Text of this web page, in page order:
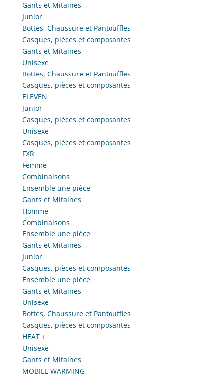
Gants et Mitaines
Junior
Bottes, Chaussure et Pantouffles
Casques, pièces et composantes
Gants et Mitaines
Unisexe
Bottes, Chaussure et Pantouffles
Casques, pièces et composantes
ELEVEN
Junior
Casques, pièces et composantes
Unisexe
Casques, pièces et composantes
FXR
Femme
Combinaisons
Ensemble une pièce
Gants et Mitaines
Homme
Combinaisons
Ensemble une pièce
Gants et Mitaines
Junior
Casques, pièces et composantes
Ensemble une pièce
Gants et Mitaines
Unisexe
Bottes, Chaussure et Pantouffles
Casques, pièces et composantes
HEAT +
Unisexe
Gants et Mitaines
MOBILE WARMING